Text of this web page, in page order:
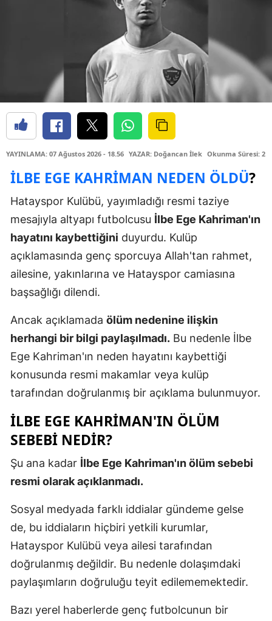
YAYINLAMA: 07 Ağustos 2026 - 18.56 YAZAR: Doğancan İlek Okunma Süresi: 2
İLBE EGE KAHRIMAN NEDEN ÖLDÜ?
Hatayspor Kulübü, yayımladığı resmi taziye
mesajıyla altyapı futbolcusu İlbe Ege Kahriman'ın
hayatını kaybettiğini duyurdu. Kulüp
açıklamasında genç sporcuya Allah'tan rahmet,
ailesine, yakınlarına ve Hatayspor camiasına
başsağlığı dilendi.
Ancak açıklamada ölüm nedenine ilişkin
herhangi bir bilgi paylaşılmadı. Bu nedenle İlbe
Ege Kahriman'ın neden hayatını kaybettiği
konusunda resmi makamlar veya kulüp
tarafından doğrulanmış bir açıklama bulunmuyor.
İLBE EGE KAHRIMAN'IN ÖLÜM
SEBEBI NEDIR?
Şu ana kadar İlbe Ege Kahriman'ın ölüm sebebi
resmi olarak açıklanmadı.
Sosyal medyada farklı iddialar gündeme gelse
de, bu iddiaların hiçbiri yetkili kurumlar,
Hatayspor Kulübü veya ailesi tarafından
doğrulanmış değildir. Bu nedenle dolaşımdaki
paylaşımların doğruluğu teyit edilememektedir.
Bazı yerel haberlerde genç futbolcunun bir